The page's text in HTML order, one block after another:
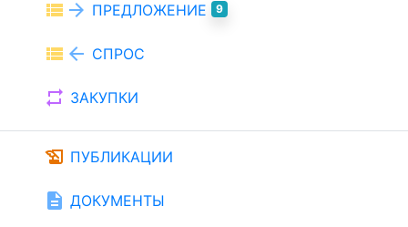
view_list arrow_forward ПРЕДЛОЖЕНИЕ 9
view_list arrow_back СПРОС
repeat ЗАКУПКИ
history_edu ПУБЛИКАЦИИ
description ДОКУМЕНТЫ